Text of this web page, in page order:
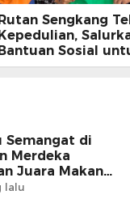
Sengkang
Sosial
Warga
Semangat di
Merdeka
Juara Makan
lalu